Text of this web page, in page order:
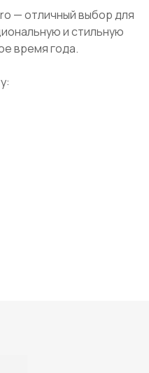
— отличный выбор для
и стильную
время года.